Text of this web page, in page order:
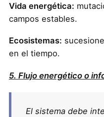
Vida energética:
campos estables.
Ecosistemas:
en el tiempo.
5. Flujo energético o
El sistema debe